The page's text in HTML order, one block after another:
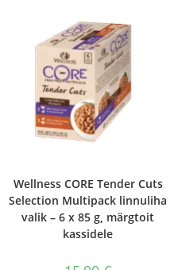
Wellness CORE Tender Cuts
Selection Multipack linnuliha
valik – 6 x 85 g, märgtoit
kassidele